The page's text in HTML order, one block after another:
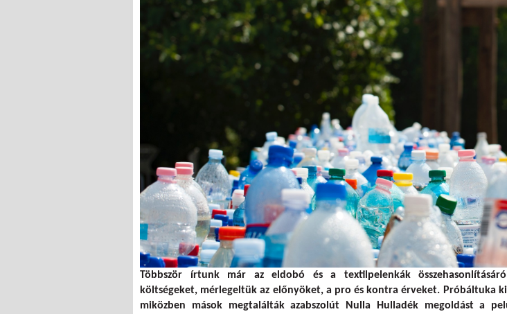
Többször írtunk már az eldobó és a textilpelenkák
költségeket, mérlegeltük az előnyöket, a pro és kontra érveket. Próbáltuka
miközben mások megtalálták azabszolút Nulla Hulladék megoldást a